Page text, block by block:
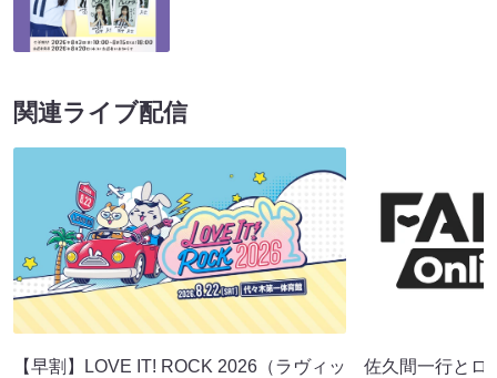
関連ライブ配信
【早割】LOVE IT! ROCK 2026（ラヴィッ
佐久間一行とロ